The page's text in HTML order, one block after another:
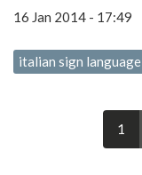
16 Jan 2014 - 17:49
italian sign language
1